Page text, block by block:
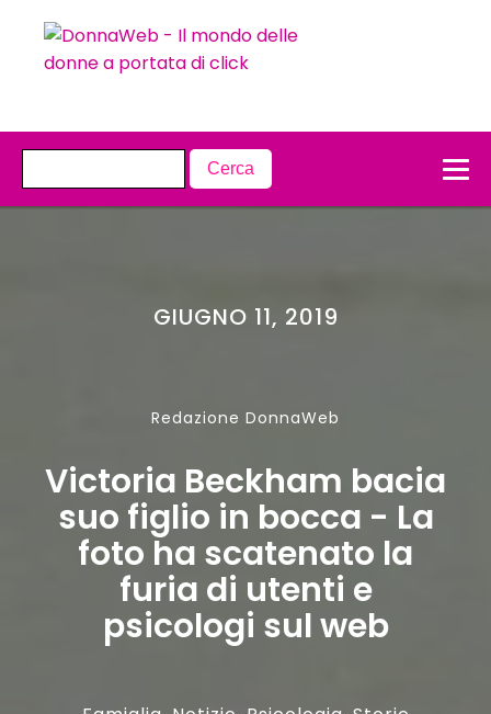
GIUGNO 11, 2019
Redazione DonnaWeb
Victoria Beckham bacia
suo figlio in bocca - La
foto ha scatenato la
furia di utenti e
psicologi sul web